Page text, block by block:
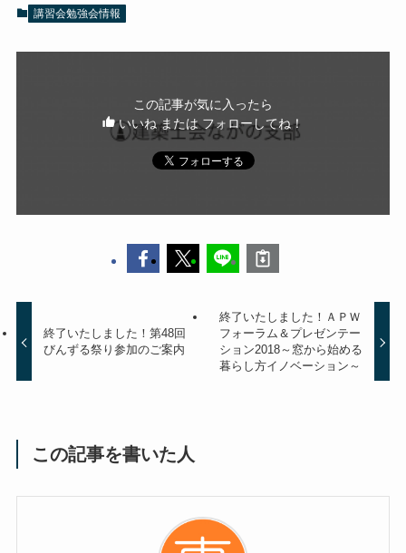
講習会勉強会情報
この記事が気に入ったら
いいね または フォローしてね！
終了いたしました！第48回
びんずる祭り参加のご案内
終了いたしました！ＡＰＷ
フォーラム＆プレゼンテー
ション2018～窓から始める
暮らし方イノベーション～
この記事を書いた人